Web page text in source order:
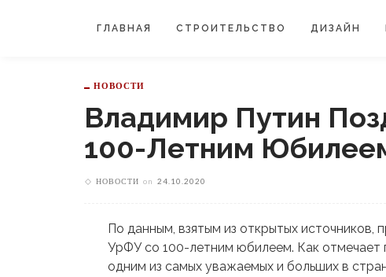
ГЛАВНАЯ СТРОИТЕЛЬСТВО ДИЗАЙН
НОВОСТИ
Владимир Путин
100-Летним
НОВОСТИ on 24.10.2020
По данным, взятым из открытых
УрФУ со 100-летним юбилеем. Как отмечает
одним из самых уважаемых и больших в